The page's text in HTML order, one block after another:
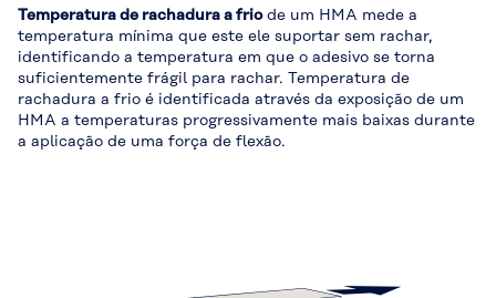
Temperatura de rachadura a friode um HMA mede a
temperatura mínima que este ele suportar sem rachar,
identificando a temperatura em que o adesivo se torna
suficientemente frágil para rachar. Temperatura de
rachadura a frio é identificada através da exposição de um
HMA a temperaturas progressivamente mais baixas durante
a aplicação de uma força de flexão.